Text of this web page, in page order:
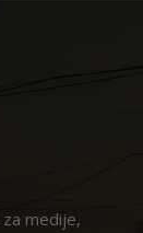
medije,